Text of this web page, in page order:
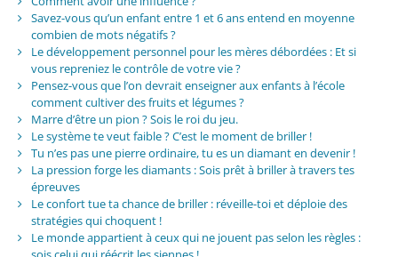
Savez-vous qu’un enfant entre 1 et 6 ans entend en moyenne
combien de mots négatifs ?
Le développement personnel pour les mères débordées : Et si
vous repreniez le contrôle de votre vie ?
Pensez-vous que l’on devrait enseigner aux enfants à l’école
comment cultiver des fruits et légumes ?
Marre d’être un pion ? Sois le roi du jeu.
Le système te veut faible ? C’est le moment de briller !
Tu n’es pas une pierre ordinaire, tu es un diamant en devenir !
La pression forge les diamants : Sois prêt à briller à travers tes
épreuves
Le confort tue ta chance de briller : réveille-toi et déploie des
stratégies qui choquent !
Le monde appartient à ceux qui ne jouent pas selon les règles :